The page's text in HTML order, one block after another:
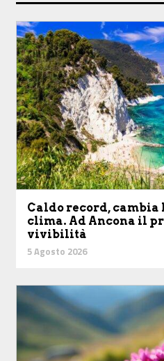
Caldo record, cambia
clima. Ad Ancona il
vivibilità
5 Agosto 2026